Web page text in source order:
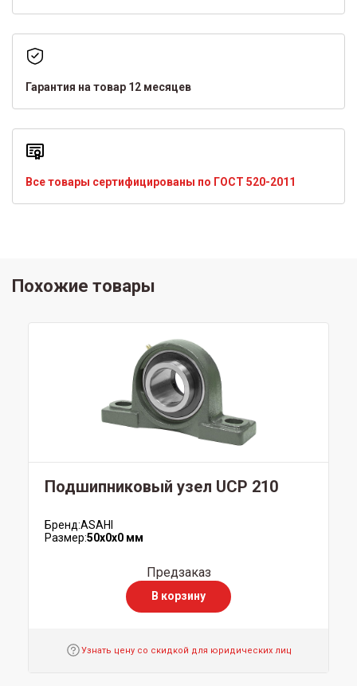
Гарантия на товар 12 месяцев
Все товары сертифицированы по ГОСТ 520-2011
Похожие товары
Подшипниковый узел UCP 210
Бренд:ASAHI
Размер:50x0x0 мм
Предзаказ
В корзину
Узнать цену со скидкой для юридических лиц